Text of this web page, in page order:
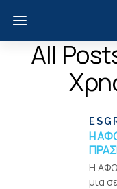
All
H
Η
μια